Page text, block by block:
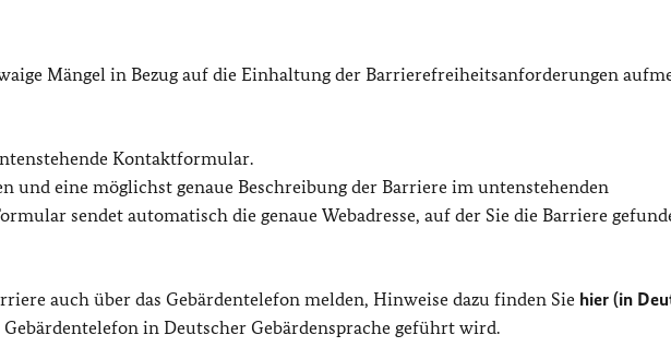
Mängel in Bezug auf die Einhaltung der Barrierefreiheitsanforderungen
Kontaktformular.
und eine möglichst genaue Beschreibung der Barriere im untenstehenden
sendet automatisch die genaue Webadresse, auf der Sie die Barriere
auch über das Gebärdentelefon melden, Hinweise dazu finden Sie hier (in
Gebärdentelefon in Deutscher Gebärdensprache geführt wird.